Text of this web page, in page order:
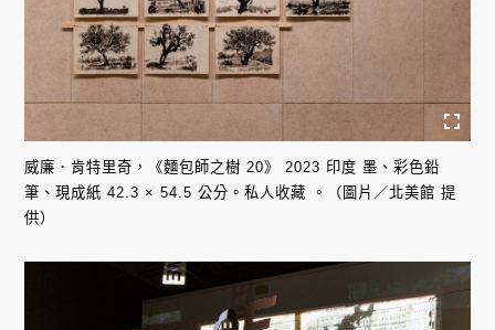
威廉．肯特里奇，《麵包師之樹 20》 2023 印度 墨、彩色鉛
筆、現成紙 42.3 × 54.5 公分。私人收藏 。（圖片／北美館 提
供）